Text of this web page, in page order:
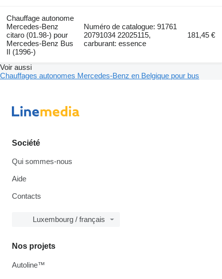
Chauffage autonome
Mercedes-Benz
citaro (01.98-) pour
Mercedes-Benz Bus
II (1996-)
Numéro de catalogue: 91761
20791034 22025115,
carburant: essence
181,45 €
Voir aussi
Chauffages autonomes Mercedes-Benz en Belgique pour bus
Société
Qui sommes-nous
Aide
Contacts
Luxembourg / français
Nos projets
Autoline™